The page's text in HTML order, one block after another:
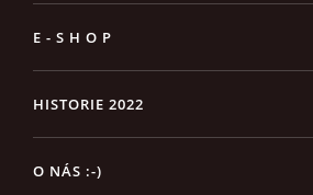
E - S H O P
HISTORIE 2022
O NÁS :-)